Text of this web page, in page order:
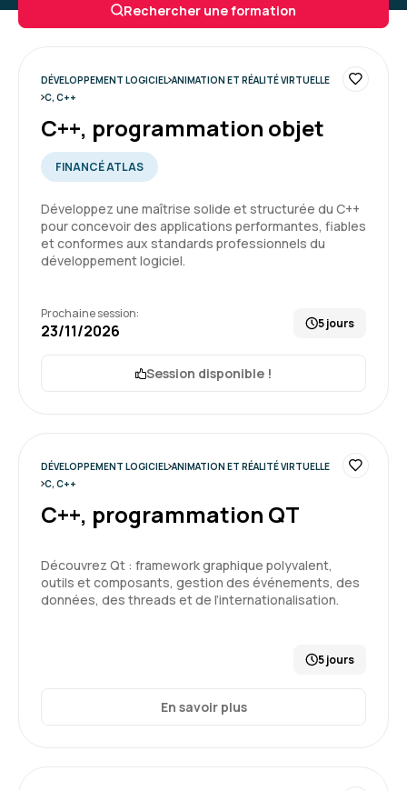
Rechercher une formation
DÉVELOPPEMENT LOGICIEL ANIMATION ET RÉALITÉ VIRTUELLE
C, C++
C++, programmation objet
FINANCÉ ATLAS
Développez une maîtrise solide et structurée du C++
pour concevoir des applications performantes, fiables
et conformes aux standards professionnels du
développement logiciel.
Prochaine session:
23/11/2026 5 jours
Session disponible !
DÉVELOPPEMENT LOGICIEL ANIMATION ET RÉALITÉ VIRTUELLE
C, C++
C++, programmation QT
Découvrez Qt : framework graphique polyvalent,
outils et composants, gestion des événements, des
données, des threads et de l’internationalisation.
5 jours
En savoir plus